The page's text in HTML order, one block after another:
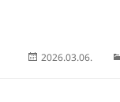
Közzétéve
2026.03.06.